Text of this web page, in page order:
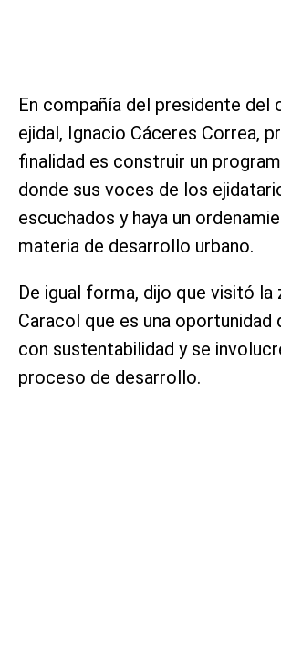
En compañía del presidente del
ejidal, Ignacio Cáceres Correa,
finalidad es construir un
donde sus voces de los
escuchados y haya un
materia de desarrollo urbano.
De igual forma, dijo que visitó la
Caracol que es una oportunidad
con sustentabilidad y se
proceso de desarrollo.